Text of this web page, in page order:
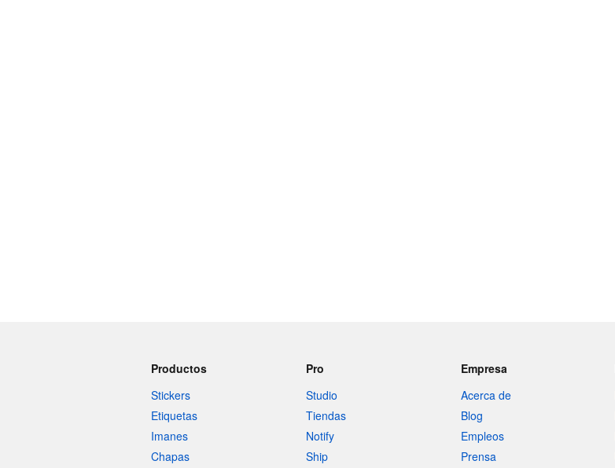
Productos
Stickers
Etiquetas
Imanes
Chapas
Pro
Studio
Tiendas
Notify
Ship
Empresa
Acerca de
Blog
Empleos
Prensa